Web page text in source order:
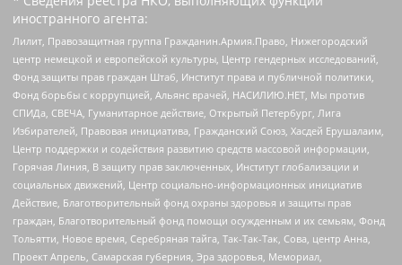
иностранного агента:
Лилит, Правозащитная группа Гражданин.Армия.Право, Нижегородский
центр немецкой и европейской культуры, Центр гендерных исследований,
Фонд защиты прав граждан Штаб, Институт права и публичной политики,
Фонд борьбы с коррупцией, Альянс врачей, НАСИЛИЮ.НЕТ, Мы против
СПИДа, СВЕЧА, Гуманитарное действие, Открытый Петербург, Лига
Избирателей, Правовая инициатива, Гражданский Союз, Хасдей Ерушалаим,
Центр поддержки и содействия развитию средств массовой информации,
Горячая Линия, В защиту прав заключенных, Институт глобализации и
социальных движений, Центр социально-информационных инициатив
Действие, Благотворительный фонд охраны здоровья и защиты прав
граждан, Благотворительный фонд помощи осужденным и их семьям, Фонд
Тольятти, Новое время, Серебряная тайга, Так-Так-Так, Сова, центр Анна,
Проект Апрель, Самарская губерния, Эра здоровья, Мемориал,